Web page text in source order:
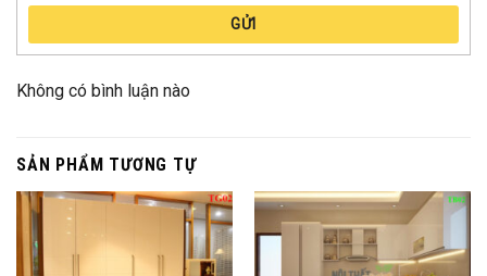
GỬI
Không có bình luận nào
SẢN PHẨM TƯƠNG TỰ